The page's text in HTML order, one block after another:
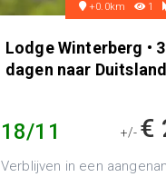
+0.0km 1
Lodge Winterberg • 3
dagen naar Duitsland
18/11 +/- €
Verblijven in een